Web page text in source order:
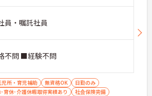
員・嘱託社員
不問 ■経験不問
児所・育児補助 無資格OK
日勤のみ
育休･介護休暇取得実績あり
社会保険完備